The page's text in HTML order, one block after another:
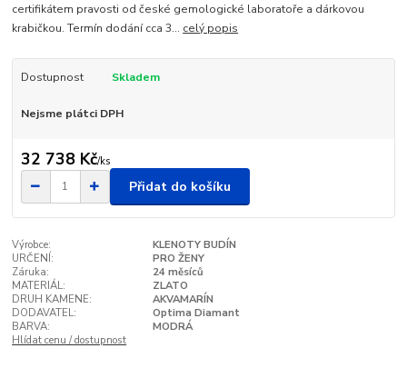
certifikátem pravosti od české gemologické laboratoře a dárkovou
krabičkou. Termín dodání cca 3... celý popis
Dostupnost Skladem
Nejsme plátci DPH
32 738 Kč/ks
Přidat do košíku
Výrobce:
KLENOTY BUDÍN
URČENÍ:
PRO ŽENY
Záruka:
24 měsíců
MATERIÁL:
ZLATO
DRUH KAMENE:
AKVAMARÍN
DODAVATEL:
Optima Diamant
BARVA:
MODRÁ
Hlídat cenu / dostupnost